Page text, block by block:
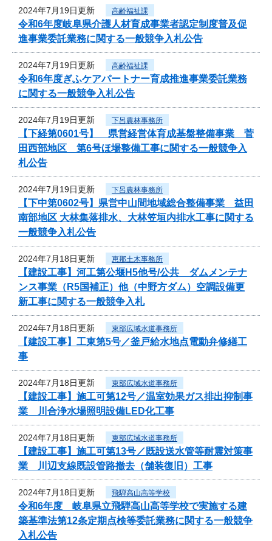
2024年7月19日更新 高齢福祉課
令和6年度岐阜県介護人材育成事業者認定制度普及促
進事業委託業務に関する一般競争入札公告
2024年7月19日更新 高齢福祉課
令和6年度ぎふケアパートナー育成推進事業委託業務
に関する一般競争入札公告
2024年7月19日更新 下呂農林事務所
【下経第0601号】 県営経営体育成基盤整備事業 菅
田西部地区 第6号ほ場整備工事に関する一般競争入
札公告
2024年7月19日更新 下呂農林事務所
【下中第0602号】県営中山間地域総合整備事業 益田
南部地区 大林集落排水、大林笠垣内排水工事に関する
一般競争入札公告
2024年7月18日更新 恵那土木事務所
【建設工事】河工第公堰H5他号/公共 ダムメンテナ
ンス事業（R5国補正）他（中野方ダム）空調設備更
新工事に関する一般競争入札
2024年7月18日更新 東部広域水道事務所
【建設工事】工東第5号／釜戸給水地点電動弁修繕工
事
2024年7月18日更新 東部広域水道事務所
【建設工事】施工可第12号／温室効果ガス排出抑制事
業 川合浄水場照明設備LED化工事
2024年7月18日更新 東部広域水道事務所
【建設工事】施工可第13号／既設送水管等耐震対策事
業 川辺支線既設管路撤去（舗装復旧）工事
2024年7月18日更新 飛騨高山高等学校
令和6年度 岐阜県立飛騨高山高等学校で実施する建
築基準法第12条定期点検等委託業務に関する一般競争
入札公告